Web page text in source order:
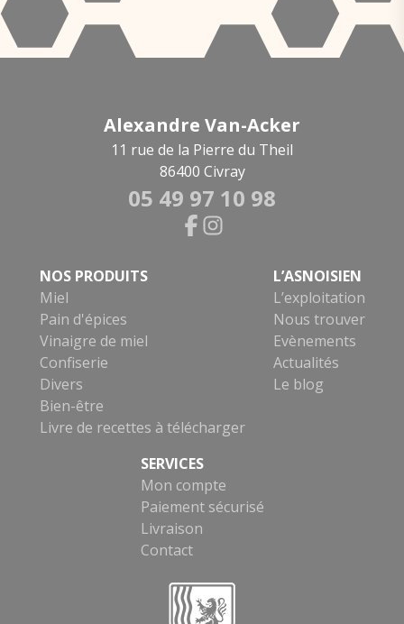
Alexandre Van-Acker
11 rue de la Pierre du Theil
86400 Civray
05 49 97 10 98
NOS PRODUITS
Miel
Pain d'épices
Vinaigre de miel
Confiserie
Divers
Bien-être
Livre de recettes à télécharger
L’ASNOISIEN
L’exploitation
Nous trouver
Evènements
Actualités
Le blog
SERVICES
Mon compte
Paiement sécurisé
Livraison
Contact